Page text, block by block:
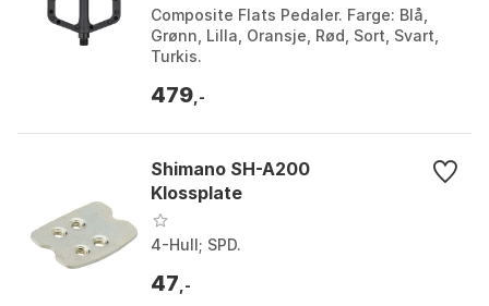
Composite Flats Pedaler. Farge: Blå,
Grønn, Lilla, Oransje, Rød, Sort, Svart,
Turkis.
479 ,-
Shimano SH-A200
Klossplate
4-Hull; SPD.
47 ,-